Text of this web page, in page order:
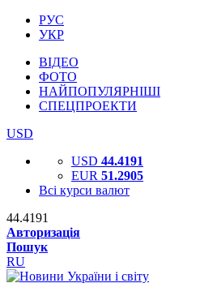
РУС
УКР
ВІДЕО
ФОТО
НАЙПОПУЛЯРНІШІ
СПЕЦПРОЕКТИ
USD
USD 44.4191
EUR 51.2905
Всі курси валют
44.4191
Авторизація
Пошук
RU